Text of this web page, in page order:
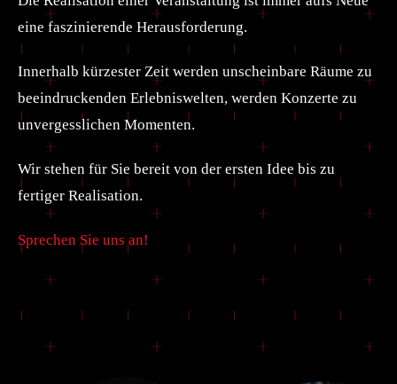
eine faszinierende Herausforderung.
Innerhalb kürzester Zeit werden unscheinbare Räume zu
beeindruckenden Erlebniswelten, werden Konzerte zu
unvergesslichen Momenten.
Wir stehen für Sie bereit von der ersten Idee bis zu
fertiger Realisation.
Sprechen Sie uns an!